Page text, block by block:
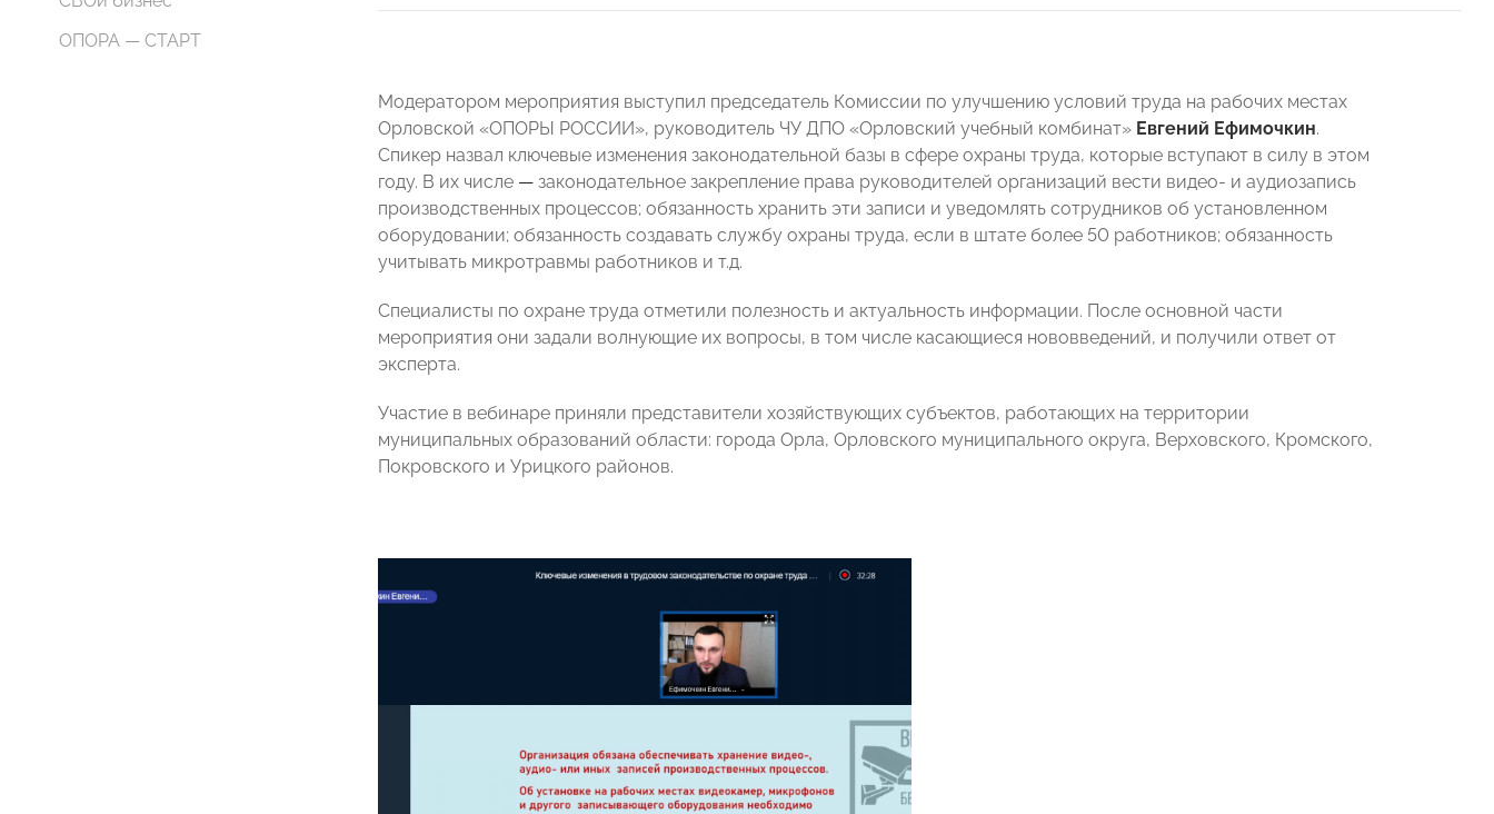
ОПОРА — СТАРТ
Модератором мероприятия выступил председатель Комиссии по улучшению условий труда на рабочих местах
Орловской «ОПОРЫ РОССИИ», руководитель ЧУ ДПО «Орловский учебный комбинат» Евгений Ефимочкин.
Спикер назвал ключевые изменения законодательной базы в сфере охраны труда, которые вступают в силу в этом
году. В их числе — законодательное закрепление права руководителей организаций вести видео- и аудиозапись
производственных процессов; обязанность хранить эти записи и уведомлять сотрудников об установленном
оборудовании; обязанность создавать службу охраны труда, если в штате более 50 работников; обязанность
учитывать микротравмы работников и т.д.
Специалисты по охране труда отметили полезность и актуальность информации. После основной части
мероприятия они задали волнующие их вопросы, в том числе касающиеся нововведений, и получили ответ от
эксперта.
Участие в вебинаре приняли представители хозяйствующих субъектов, работающих на территории
муниципальных образований области: города Орла, Орловского муниципального округа, Верховского, Кромского,
Покровского и Урицкого районов.